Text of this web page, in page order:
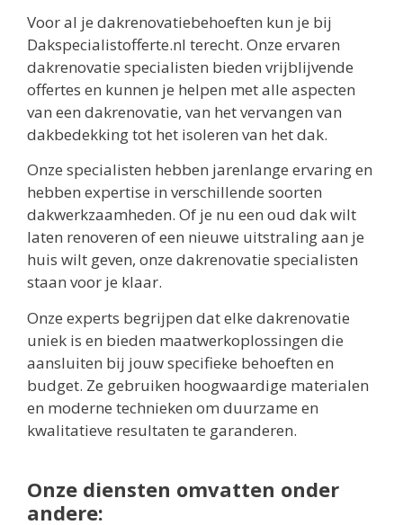
Voor al je dakrenovatiebehoeften kun je bij
Dakspecialistofferte.nl terecht. Onze ervaren
dakrenovatie specialisten bieden vrijblijvende
offertes en kunnen je helpen met alle aspecten
van een dakrenovatie, van het vervangen van
dakbedekking tot het isoleren van het dak.
Onze specialisten hebben jarenlange ervaring en
hebben expertise in verschillende soorten
dakwerkzaamheden. Of je nu een oud dak wilt
laten renoveren of een nieuwe uitstraling aan je
huis wilt geven, onze dakrenovatie specialisten
staan voor je klaar.
Onze experts begrijpen dat elke dakrenovatie
uniek is en bieden maatwerkoplossingen die
aansluiten bij jouw specifieke behoeften en
budget. Ze gebruiken hoogwaardige materialen
en moderne technieken om duurzame en
kwalitatieve resultaten te garanderen.
Onze diensten omvatten onder
andere: